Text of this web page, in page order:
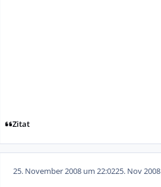
Zitat
25. November 2008 um 22:0225. Nov 2008